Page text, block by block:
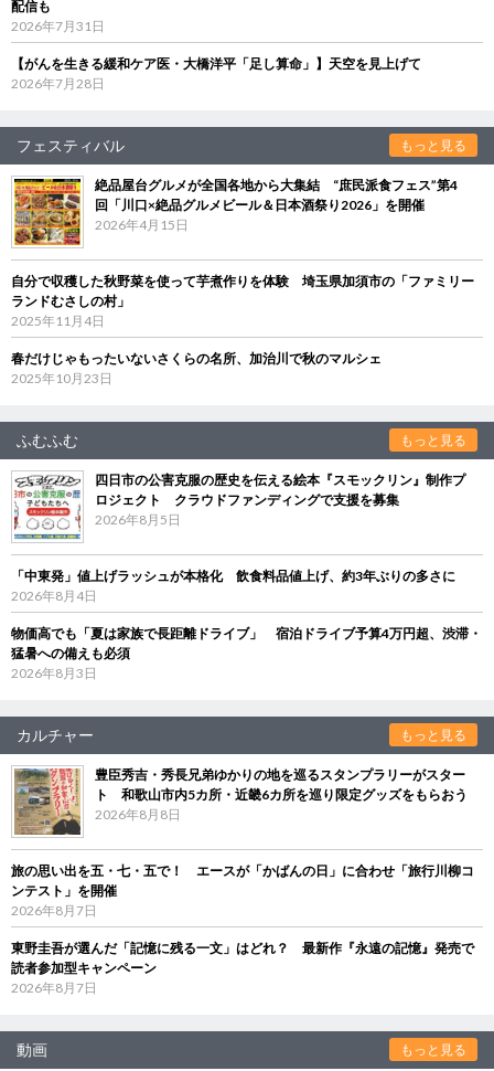
配信も
2026年7月31日
【がんを生きる緩和ケア医・大橋洋平「足し算命」】天空を見上げて
2026年7月28日
フェスティバル もっと見る
絶品屋台グルメが全国各地から大集結 “庶民派食フェス”第4
回「川口×絶品グルメビール＆日本酒祭り2026」を開催
2026年4月15日
自分で収穫した秋野菜を使って芋煮作りを体験 埼玉県加須市の「ファミリー
ランドむさしの村」
2025年11月4日
春だけじゃもったいないさくらの名所、加治川で秋のマルシェ
2025年10月23日
ふむふむ もっと見る
四日市の公害克服の歴史を伝える絵本『スモックリン』制作プ
ロジェクト クラウドファンディングで支援を募集
2026年8月5日
「中東発」値上げラッシュが本格化 飲食料品値上げ、約3年ぶりの多さに
2026年8月4日
物価高でも「夏は家族で長距離ドライブ」 宿泊ドライブ予算4万円超、渋滞・
猛暑への備えも必須
2026年8月3日
カルチャー もっと見る
豊臣秀吉・秀長兄弟ゆかりの地を巡るスタンプラリーがスター
ト 和歌山市内5カ所・近畿6カ所を巡り限定グッズをもらおう
2026年8月8日
旅の思い出を五・七・五で！ エースが「かばんの日」に合わせ「旅行川柳コ
ンテスト」を開催
2026年8月7日
東野圭吾が選んだ「記憶に残る一文」はどれ？ 最新作『永遠の記憶』発売で
読者参加型キャンペーン
2026年8月7日
動画 もっと見る